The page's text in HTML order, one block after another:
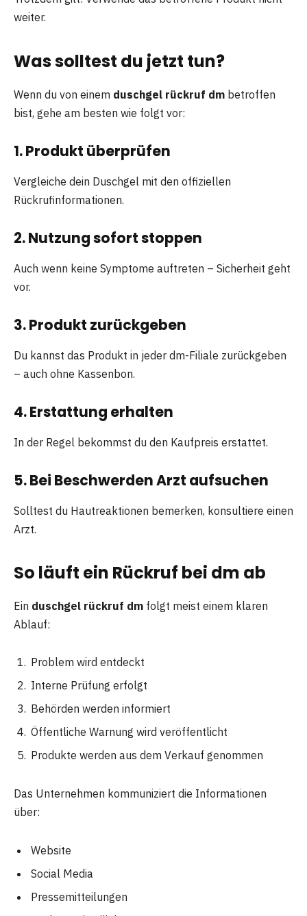
weiter.
Was solltest du jetzt tun?
Wenn du von einem duschgel rückruf dm betroffen
bist, gehe am besten wie folgt vor:
1. Produkt überprüfen
Vergleiche dein Duschgel mit den offiziellen
Rückrufinformationen.
2. Nutzung sofort stoppen
Auch wenn keine Symptome auftreten – Sicherheit geht
vor.
3. Produkt zurückgeben
Du kannst das Produkt in jeder dm-Filiale zurückgeben
– auch ohne Kassenbon.
4. Erstattung erhalten
In der Regel bekommst du den Kaufpreis erstattet.
5. Bei Beschwerden Arzt aufsuchen
Solltest du Hautreaktionen bemerken, konsultiere einen
Arzt.
So läuft ein Rückruf bei dm ab
Ein duschgel rückruf dm folgt meist einem klaren
Ablauf:
Problem wird entdeckt
Interne Prüfung erfolgt
Behörden werden informiert
Öffentliche Warnung wird veröffentlicht
Produkte werden aus dem Verkauf genommen
Das Unternehmen kommuniziert die Informationen
über:
Website
Social Media
Pressemitteilungen